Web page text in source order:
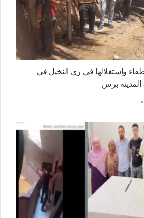
واستغلالها في ري النخيل في
المدينة برس